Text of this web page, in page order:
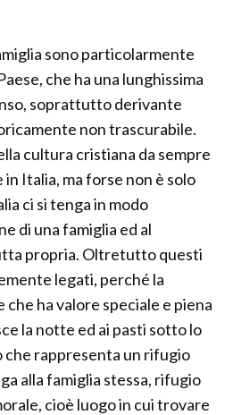
sono particolarmente
che ha una lunghissima
soprattutto derivante
non trascurabile.
cultura cristiana da sempre
Italia, ma forse non è solo
ci si tenga in modo
di una famiglia ed al
propria. Oltretutto questi
legati, perché la
che ha valore speciale e piena
la notte ed ai pasti sotto lo
rappresenta un rifugio
alla famiglia stessa, rifugio
cioè luogo in cui trovare